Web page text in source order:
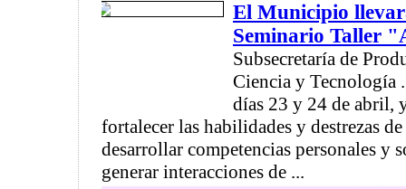
El Municipio
Seminario Taller
Subsecretaría de
Ciencia y Tecnología
días 23 y 24 de abril,
fortalecer las habilidades y destrezas
desarrollar competencias personales y
generar interacciones de ...